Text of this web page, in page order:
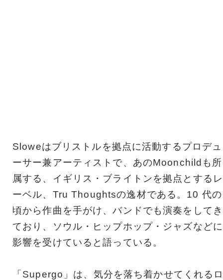
Sloweはブリストルを拠点に活動するプロデュ
ーサー兼アーティストで、あのMoonchildも所
属する、イギリス・ブライトンを拠点とするレ
ーベル、Tru Thoughtsの逸材である。10 代の
頃から作曲を手がけ、バンドでも演奏をしてき
ており、ソウル・ヒップホップ・ジャズなどに
影響を受けていると語っている。
「Supergo」は、気分を落ち着かせてくれる